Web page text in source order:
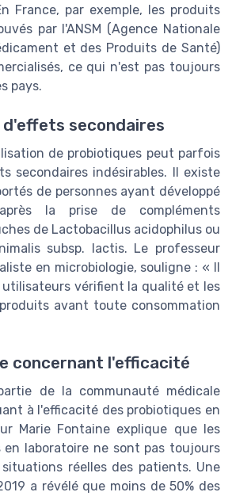
France, par exemple, les produits
par l'ANSM (Agence Nationale
et des Produits de Santé)
ce qui n'est pas toujours
pays.
d'effets secondaires
de probiotiques peut parfois
secondaires indésirables. Il existe
de personnes ayant développé
la prise de compléments
de Lactobacillus acidophilus ou
subsp. lactis. Le professeur
en microbiologie, souligne : « Il
vérifient la qualité et les
avant toute consommation
concernant l'efficacité
de la communauté médicale
à l'efficacité des probiotiques en
Marie Fontaine explique que les
en laboratoire ne sont pas toujours
réelles des patients. Une
a révélé que moins de 50% des